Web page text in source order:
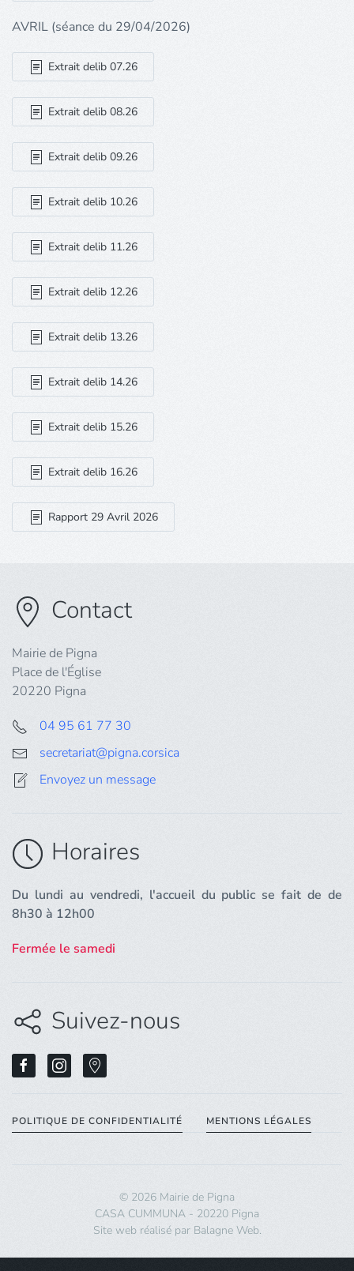
AVRIL (séance du 29/04/2026)
Extrait delib 07.26
Extrait delib 08.26
Extrait delib 09.26
Extrait delib 10.26
Extrait delib 11.26
Extrait delib 12.26
Extrait delib 13.26
Extrait delib 14.26
Extrait delib 15.26
Extrait delib 16.26
Rapport 29 Avril 2026
Contact
Mairie de Pigna
Place de l'Église
20220 Pigna
04 95 61 77 30
secretariat@pigna.corsica
Envoyez un message
Horaires
Du lundi au vendredi, l'accueil du public se fait de de
8h30 à 12h00
Fermée le samedi
Suivez-nous
POLITIQUE DE CONFIDENTIALITÉ MENTIONS LÉGALES
© 2026 Mairie de Pigna
CASA CUMMUNA - 20220 Pigna
Site web réalisé par Balagne Web.